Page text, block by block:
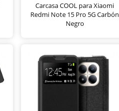
Carcasa COOL para Xiaomi
Redmi Note 15 Pro 5G Carbón
Negro